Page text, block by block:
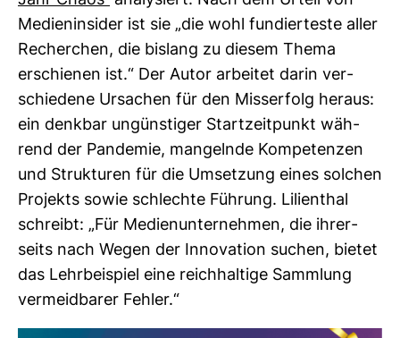
Medi­en­in­sider ist sie „die wohl fun­dier­teste aller
Recher­chen, die bis­lang zu diesem Thema
erschienen ist.“ Der Autor arbeitet darin ver­
schie­dene Ursa­chen für den Miss­erfolg heraus:
ein denkbar ungüns­tiger Start­zeit­punkt wäh­
rend der Pan­demie, man­gelnde Kom­pe­tenzen
und Struk­turen für die Umset­zung eines sol­chen
Pro­jekts sowie schlechte Füh­rung. Lili­en­thal
schreibt: „Für Medi­en­un­ter­nehmen, die ihrer­
seits nach Wegen der Inno­va­tion suchen, bietet
das Lehr­bei­spiel eine reich­hal­tige Samm­lung
ver­meid­barer Fehler.“